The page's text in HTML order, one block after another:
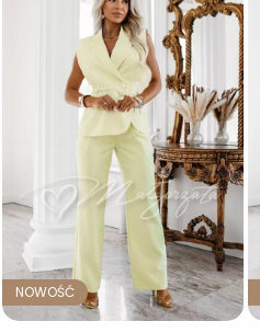
NOWOŚĆ